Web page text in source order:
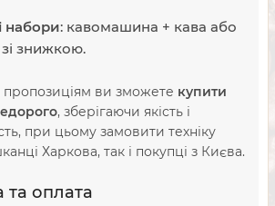
набори: кавомашина + кава або
знижкою.
ви зможете купити
, зберігаючи якість і
при цьому замовити техніку
Харкова, так і покупці з Києва.
та оплата